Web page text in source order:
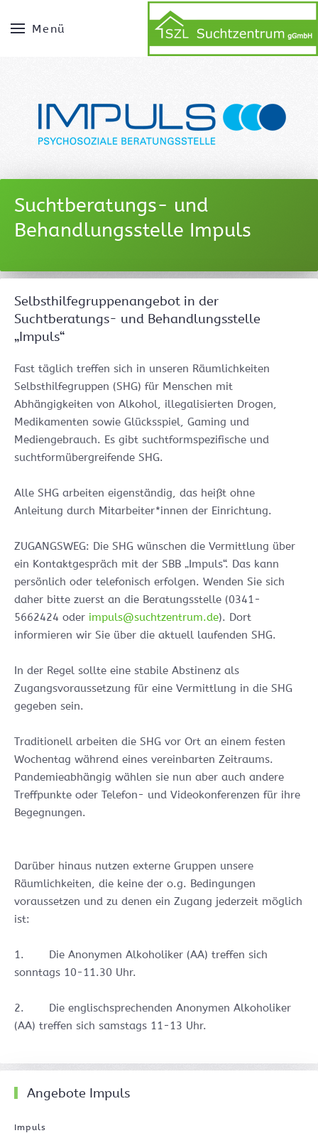
Menü
Suchtberatungs- und
Behandlungsstelle Impuls
Selbsthilfegruppenangebot in der
Suchtberatungs- und Behandlungsstelle
„Impuls“
Fast täglich treffen sich in unseren Räumlichkeiten
Selbsthilfegruppen (SHG) für Menschen mit
Abhängigkeiten von Alkohol, illegalisierten Drogen,
Medikamenten sowie Glücksspiel, Gaming und
Mediengebrauch. Es gibt suchtformspezifische und
suchtformübergreifende SHG.
Alle SHG arbeiten eigenständig, das heißt ohne
Anleitung durch Mitarbeiter*innen der Einrichtung.
ZUGANGSWEG: Die SHG wünschen die Vermittlung über
ein Kontaktgespräch mit der SBB „Impuls“. Das kann
persönlich oder telefonisch erfolgen. Wenden Sie sich
daher bitte zuerst an die Beratungsstelle (0341-
5662424 oder impuls@suchtzentrum.de). Dort
informieren wir Sie über die aktuell laufenden SHG.
In der Regel sollte eine stabile Abstinenz als
Zugangsvoraussetzung für eine Vermittlung in die SHG
gegeben sein.
Traditionell arbeiten die SHG vor Ort an einem festen
Wochentag während eines vereinbarten Zeitraums.
Pandemieabhängig wählen sie nun aber auch andere
Treffpunkte oder Telefon- und Videokonferenzen für ihre
Begegnungen.
Darüber hinaus nutzen externe Gruppen unsere
Räumlichkeiten, die keine der o.g. Bedingungen
voraussetzen und zu denen ein Zugang jederzeit möglich
ist:
1. Die Anonymen Alkoholiker (AA) treffen sich
sonntags 10-11.30 Uhr.
2. Die englischsprechenden Anonymen Alkoholiker
(AA) treffen sich samstags 11-13 Uhr.
Angebote Impuls
Impuls